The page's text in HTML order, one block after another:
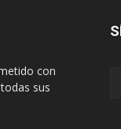
con
sus